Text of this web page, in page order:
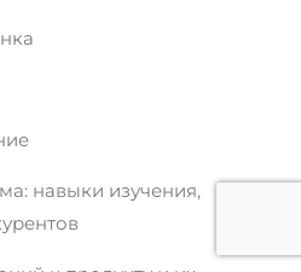
навыки изучения,